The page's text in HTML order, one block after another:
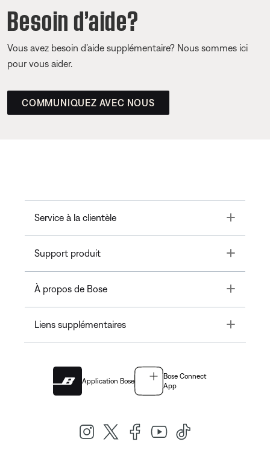
Besoin d’aide?
Vous avez besoin d’aide supplémentaire? Nous sommes ici
pour vous aider.
COMMUNIQUEZ AVEC NOUS
Service à la clientèle Toggle
Support produit Toggle
À propos de Bose Toggle
Liens supplémentaires Toggle
Application Bose
Bose Connect
App